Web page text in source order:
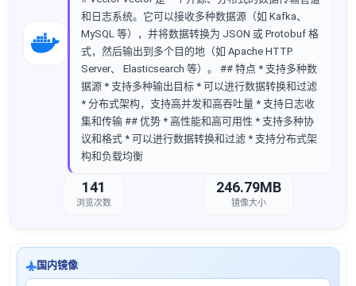
和日志系统。它可以接收多种数据源（如 Kafka、
MySQL 等），并将数据转换为 JSON 或 Protobuf 格
式，然后输出到多个目的地（如 Apache HTTP
Server、 Elasticsearch 等）。 ## 特点 * 支持多种数
据源 * 支持多种输出目标 * 可以进行数据转换和过滤
* 分布式架构，支持高并发和高吞吐量 * 支持日志收
集和传输 ## 优势 * 高性能和高可用性 * 支持多种协
议和格式 * 可以进行数据转换和过滤 * 支持分布式架
构和负载均衡
141
浏览次数
246.79MB
镜像大小
国内镜像